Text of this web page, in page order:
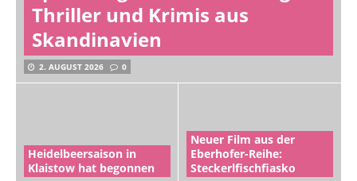
Thriller und Krimis aus
Skandinavien
2. AUGUST 2026 0
Heidelbeersaison in
Klaistow hat begonnen
Neuer Film aus der
Eberhofer-Reihe:
Steckerlfischfiasko